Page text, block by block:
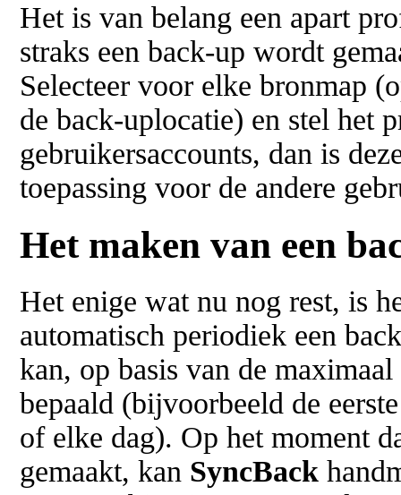
Het is van belang een apart
straks een back-up wordt
Selecteer voor elke bronmap
de back-uplocatie) en stel het
gebruikersaccounts, dan is
toepassing voor de andere
Het maken van een
Het enige wat nu nog rest, is
automatisch periodiek een
kan, op basis van de
bepaald (bijvoorbeeld de
of elke dag). Op het moment
gemaakt, kan SyncBack